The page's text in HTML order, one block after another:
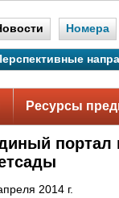
Номера
Ресурсы
портал
2014 г.